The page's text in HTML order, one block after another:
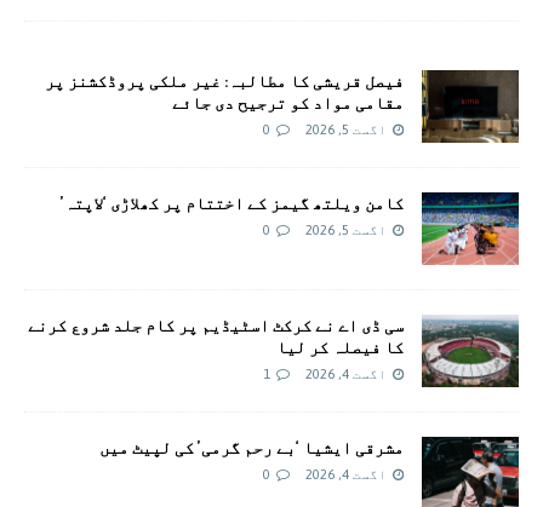
فیصل قریشی کا مطالبہ: غیر ملکی پروڈکشنز پر
مقامی مواد کو ترجیح دی جائے
اگست 5, 2026 0
کامن ویلتھ گیمز کے اختتام پر کھلاڑی ‘لاپتہ’
اگست 5, 2026 0
سی ڈی اے نے کرکٹ اسٹیڈیم پر کام جلد شروع کرنے
کا فیصلہ کر لیا
اگست 4, 2026 1
مشرقی ایشیا ‘بے رحم گرمی’ کی لپیٹ میں
اگست 4, 2026 0